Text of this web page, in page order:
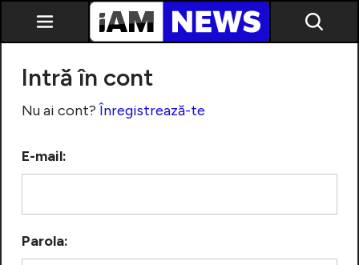
Intră în cont
Nu ai cont?Înregistrează-te
E-mail:
Parola: